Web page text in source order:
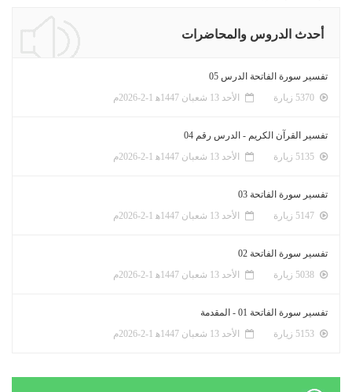
أحدث الدروس والمحاضرات
تفسير سورة الفاتحة الدرس 05
الأحد 13 شعبان 1447ﻫ 1-2-2026م
تفسير القرآن الكريم - الدرس رقم 04
الأحد 13 شعبان 1447ﻫ 1-2-2026م
تفسير سورة الفاتحة 03
الأحد 13 شعبان 1447ﻫ 1-2-2026م
تفسير سورة الفاتحة 02
الأحد 13 شعبان 1447ﻫ 1-2-2026م
تفسير سورة الفاتحة 01 - المقدمة
الأحد 13 شعبان 1447ﻫ 1-2-2026م